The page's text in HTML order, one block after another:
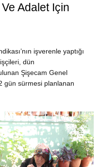
Adalet Için
işverenle yaptığı
dün
Şişecam Genel
gün sürmesi planlanan